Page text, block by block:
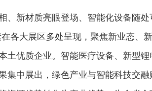
、新材质亮眼登场、智能化设备随
在各大展区多处呈现，聚焦新业态、
土优质企业。智能医疗设备、新型锂
集中展出，绿色产业与智能科技交